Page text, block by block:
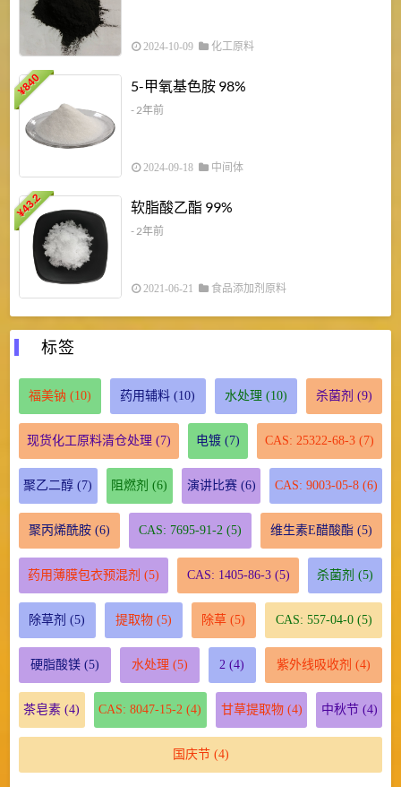
2024-10-09 化工原料
¥
840 5-甲氧基色胺 98%
- 2年前
2024-09-18 中间体
¥
43.2 软脂酸乙酯 99%
- 2年前
2021-06-21 食品添加剂原料
标签
福美钠 (10) 药用辅料 (10) 水处理 (10) 杀菌剂 (9)
现货化工原料清仓处理 (7) 电镀 (7) CAS: 25322-68-3 (7)
聚乙二醇 (7) 阻燃剂 (6) 演讲比赛(6) CAS: 9003-05-8(6)
聚丙烯酰胺(6) CAS: 7695-91-2 (5) 维生素E醋酸酯 (5)
药用薄膜包衣预混剂 (5) CAS: 1405-86-3(5) 杀菌剂 (5)
除草剂 (5) 提取物(5) 除草 (5) CAS: 557-04-0(5)
硬脂酸镁(5) 水处理 (5) 2 (4) 紫外线吸收剂 (4)
茶皂素 (4) CAS: 8047-15-2 (4) 甘草提取物(4) 中秋节(4)
国庆节(4)